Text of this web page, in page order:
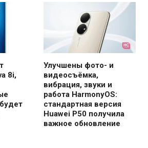
8i,
Улучшены фото- и
видеосъёмка,
вибрация, звуки и
работа HarmonyOS:
стандартная версия
Huawei P50 получила
важное обновление